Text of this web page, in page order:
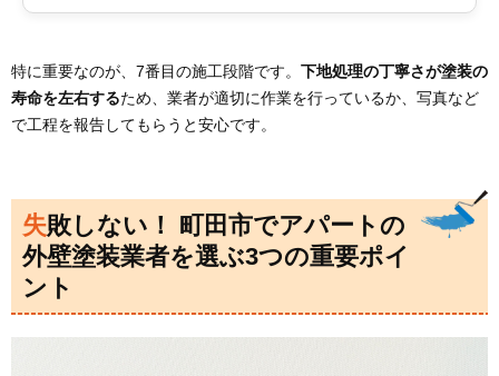
特に重要なのが、7番目の施工段階です。 下地処理の丁寧さが塗装の
寿命を左右するため、業者が適切に作業を行っているか、写真など
で工程を報告してもらうと安心です。
失敗しない！ 町田市でアパートの
外壁塗装業者を選ぶ3つの重要ポイ
ント